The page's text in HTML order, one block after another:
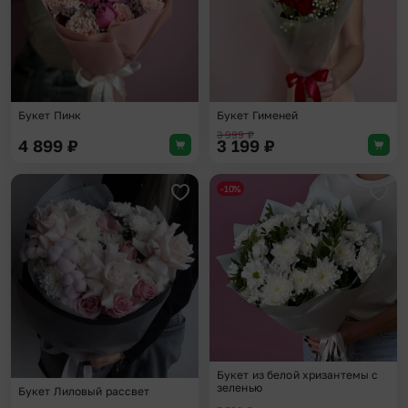
Букет Пинк
4 899 ₽
Букет Гименей
3 999₽
3 199 ₽
Добавить в избранное
Букет Лиловый рассвет
-10%
Букет из белой хризантемы с
зеленью